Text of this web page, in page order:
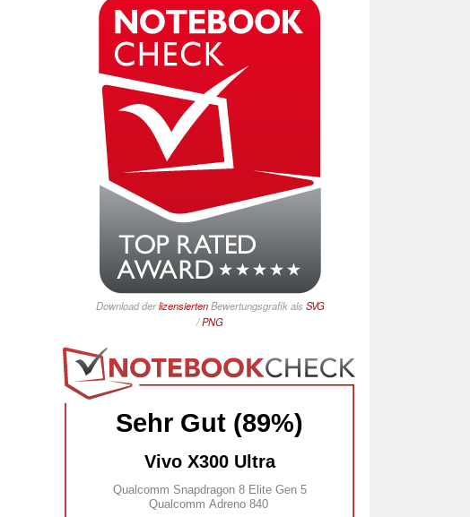
Download derlizensiertenBewertungsgrafik als SVG
/PNG
Sehr Gut (89%)
Vivo X300 Ultra
Qualcomm Snapdragon 8 Elite Gen 5
Qualcomm Adreno 840